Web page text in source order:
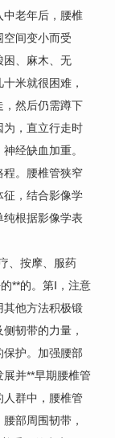
中老年后，腰椎
空间变小而受
困、麻木、无
米就很困难，
，然后仍需蹲下
为，直立行走时
经缺血加重。
程。腰椎管狭窄
征，结合影像学
根据影像学表
、按摩、服药
**的。第Ⅰ，注意
其他方法积极锻
韧带的力量，
护。加强腰部
并**早期腰椎管
群中，腰椎管
部周围韧带，